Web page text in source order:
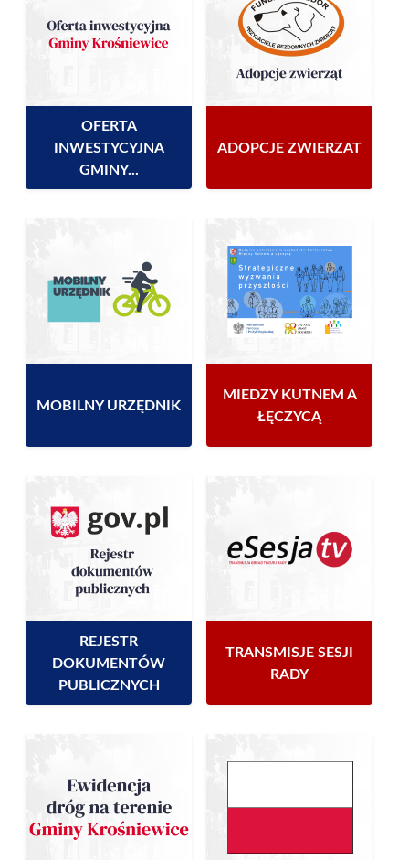
OFERTA
INWESTYCYJNA
GMINY...
ADOPCJE ZWIERZAT
MOBILNY URZĘDNIK
MIEDZY KUTNEM A
ŁĘCZYCĄ
REJESTR
DOKUMENTÓW
PUBLICZNYCH
TRANSMISJE SESJI
RADY